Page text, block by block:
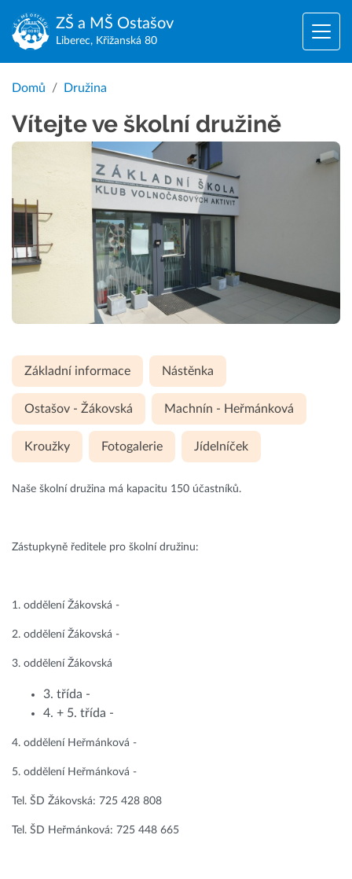
ZŠ a MŠ Ostašov
Liberec, Křižanská 80
Domů Družina
Vítejte ve školní družině
Základní informace Nástěnka
Ostašov - Žákovská Machnín - Heřmánková
Kroužky Fotogalerie Jídelníček
Naše školní družina má kapacitu 150 účastníků.
Zástupkyně ředitele pro školní družinu:
1. oddělení Žákovská -
2. oddělení Žákovská -
3. oddělení Žákovská
3. třída -
4. + 5. třída -
4. oddělení Heřmánková -
5. oddělení Heřmánková -
Tel. ŠD Žákovská: 725 428 808
Tel. ŠD Heřmánková: 725 448 665